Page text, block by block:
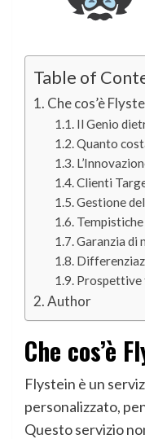
Table of
Che cos’è
Il Genio
Quanto
Clienti
Gestione
Garanzia di
Prospettive
Author
Che cos’è
Flystein è un
personalizzato,
Questo servizio